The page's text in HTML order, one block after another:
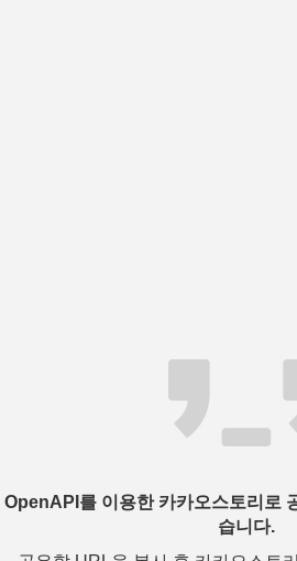
OpenAPI를 이용한 카카오스토리로
습니다.